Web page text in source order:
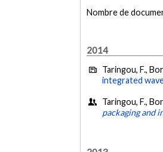
Nombre de
2014
Taringou, F.,
integrated
Taringou, F.,
packaging and